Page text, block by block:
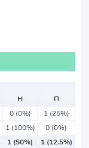
Н
П
0 (0%)
1 (25%)
1 (100%)
0 (0%)
1 (50%) 1 (12.5%)